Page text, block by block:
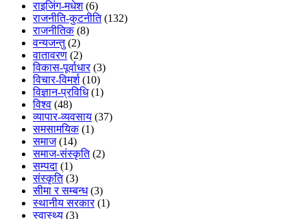
राइजिंग-मधेश(6)
राजनीति-कुटनीति(132)
राजनीतिक(8)
वन्यजन्तु(2)
वातावरण (2)
विकास-पूर्वाधार(3)
विचार-विमर्श(10)
विज्ञान-प्रविधि(1)
विश्व (48)
व्यापार-व्यवसाय (37)
समसामयिक(1)
समाज(14)
समाज-संस्कृति(2)
सम्पदा (1)
संस्कृति(3)
सीमा र सम्बन्ध(3)
स्थानीय सरकार(1)
स्वास्थ्य (3)